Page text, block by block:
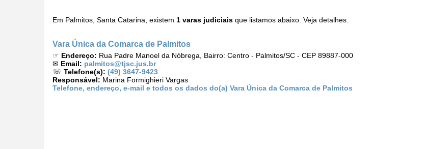
Em Palmitos, Santa Catarina, existem 1 varas judiciais que listamos abaixo. Veja detalhes.
Vara Única da Comarca de Palmitos
☞ Endereço: Rua Padre Manoel da Nóbrega, Bairro: Centro - Palmitos/SC - CEP 89887-000
✉ Email: palmitos@tjsc.jus.br
☏ Telefone(s): (49) 3647-9423
Responsável: Marina Formighieri Vargas
Telefone, endereço, e-mail e todos os dados do(a) Vara Única da Comarca de Palmitos